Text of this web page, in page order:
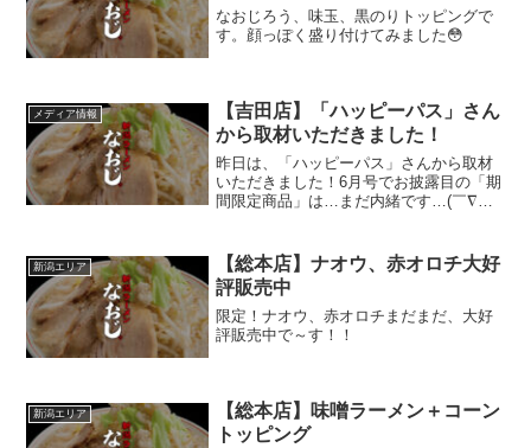
なおじろう、味玉、黒のりトッピングで
す。顔っぽく盛り付けてみました😳
メディア情報
【吉田店】「ハッピーパス」さん
から取材いただきました！
昨日は、「ハッピーパス」さんから取材
いただきました！6月号でお披露目の「期
間限定商品」は…まだ内緒です…(￣∇￣)
新潟エリア
【総本店】ナオウ、赤オロチ大好
評販売中
限定！ナオウ、赤オロチまだまだ、大好
評販売中で～す！！
新潟エリア
【総本店】味噌ラーメン＋コーン
トッピング